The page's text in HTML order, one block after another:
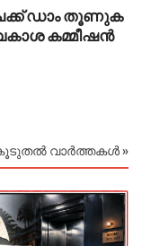
ഡാം തൂണുക
കമ്മീഷൻ
വാർത്തകൾ »